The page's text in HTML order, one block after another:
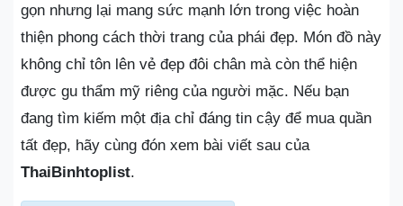
gọn nhưng lại mang sức mạnh lớn trong việc hoàn
thiện phong cách thời trang của phái đẹp. Món đồ này
không chỉ tôn lên vẻ đẹp đôi chân mà còn thể hiện
được gu thẩm mỹ riêng của người mặc. Nếu bạn
đang tìm kiếm một địa chỉ đáng tin cậy để mua quần
tất đẹp, hãy cùng đón xem bài viết sau của
ThaiBinhtoplist.